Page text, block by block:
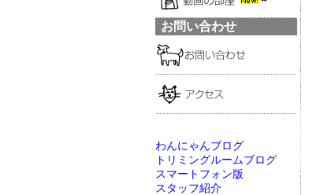
お問い合わせ
わんにゃんブログ
トリミングルームブログ
スマートフォン版
スタッフ紹介